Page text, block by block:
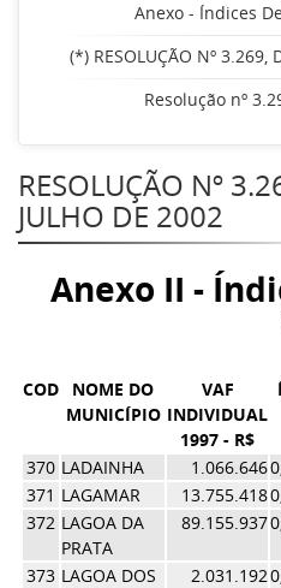
Anexo - Índices
(*) RESOLUÇÃO Nº 3.269,
Resolução nº
RESOLUÇÃO Nº
JULHO DE 2002
Anexo II -
COD
NOME DO
MUNICÍPIO
VAF
INDIVIDUAL
1997 - R$
370 LADAINHA 1.066.646
371 LAGAMAR 13.755.418
372 LAGOA DA
PRATA
89.155.937
373 LAGOA DOS
2.031.192